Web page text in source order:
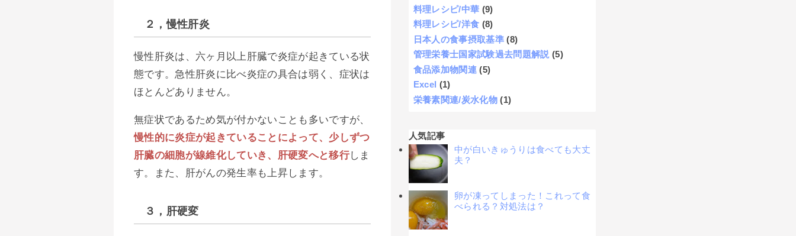
２，慢性肝炎
慢性肝炎は、六ヶ月以上肝臓で炎症が起きている状
態です。急性肝炎に比べ炎症の具合は弱く、症状は
ほとんどありません。
無症状であるため気が付かないことも多いですが、
慢性的に炎症が起きていることによって、少しずつ
肝臓の細胞が線維化していき、肝硬変へと移行しま
す。また、肝がんの発生率も上昇します。
３，肝硬変
料理レシピ/中華 (9)
料理レシピ/洋食 (8)
日本人の食事摂取基準 (8)
管理栄養士国家試験過去問題解説 (5)
食品添加物関連 (5)
Excel (1)
栄養素関連/炭水化物 (1)
人気記事
中が白いきゅうりは食べても大丈
夫？
卵が凍ってしまった！これって食
べられる？対処法は？